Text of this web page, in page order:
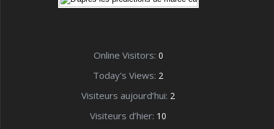
Online Visitors: 0
Today's Views: 2
Visiteurs aujourd’hui: 2
Visiteurs d’hier: 10